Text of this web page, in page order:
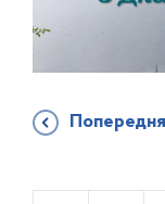
Попередня